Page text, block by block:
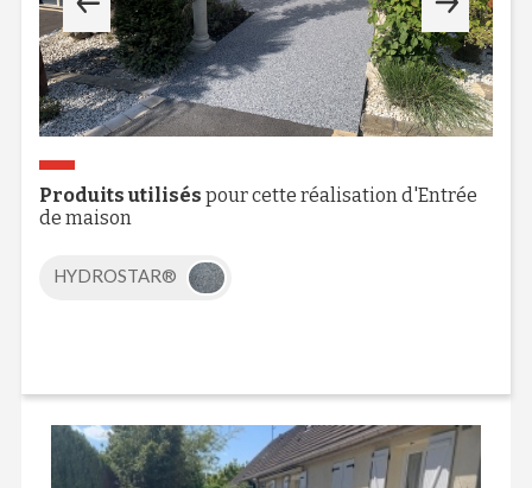
Produits utilisés pour cette réalisation d'Entrée
de maison
HYDROSTAR®